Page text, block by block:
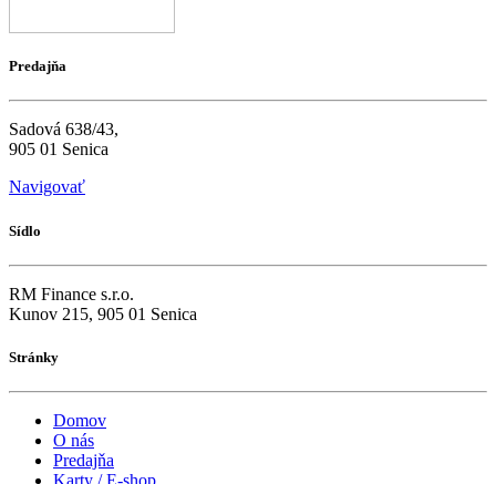
Predajňa
Sadová 638/43,
905 01 Senica
Navigovať
Sídlo
RM Finance s.r.o.
Kunov 215, 905 01 Senica
Stránky
Domov
O nás
Predajňa